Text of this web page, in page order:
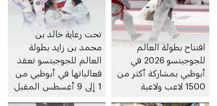
افتتاح بطولة العالم
للجوجيتسو 2026 في
أبوظبي بمشاركة أكثر من
1500 لاعب ولاعبة
تحت رعاية خالد بن
محمد بن زايد بطولة
العالم للجوجيتسو تعقد
فعالياتها في أبوظبي من
1 إلى 9 أغسطس المقبل